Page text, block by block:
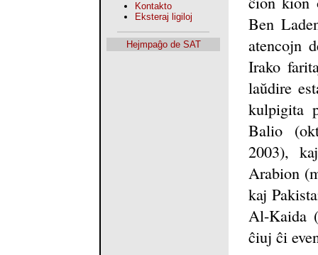
Kontakto
Eksteraj ligiloj
Hejmpaĝo de SAT
Ben
atencojn
Irako
laŭdire
kulpigita
Balio
2003),
Arabion
kaj
Al-Kaida
ĉiuj ĉi